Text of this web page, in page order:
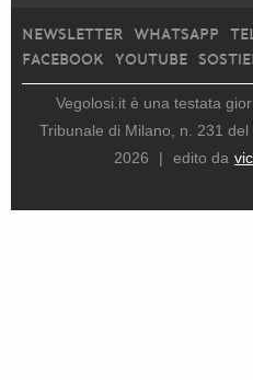
NEWSLETTER WHATSAPP
FACEBOOK
YOUTUBE
Vegolosi.it è una testata
Tribunale di Milano, n. 231
2026
| edito da